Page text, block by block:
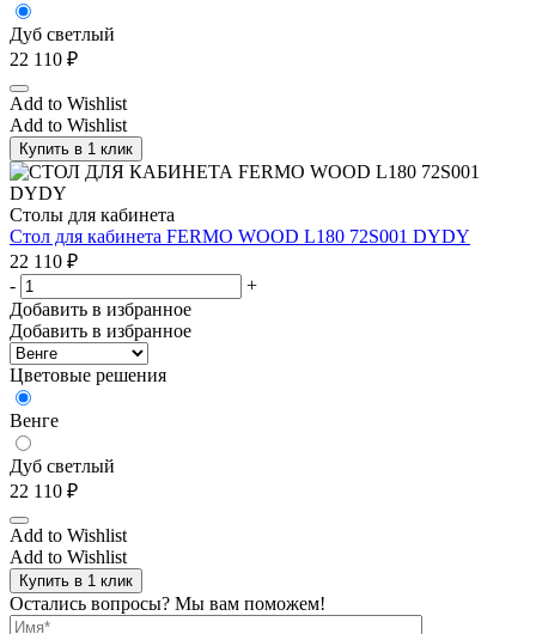
Дуб светлый
22 110 ₽
Add to Wishlist
Add to Wishlist
Купить в 1 клик
Столы для кабинета
Стол для кабинета FERMO WOOD L180 72S001 DYDY
22 110 ₽
-
+
Добавить в избранное
Добавить в избранное
Цветовые решения
Венге
Дуб светлый
22 110 ₽
Add to Wishlist
Add to Wishlist
Купить в 1 клик
Остались вопросы? Мы вам поможем!